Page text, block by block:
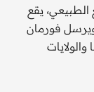
يقع
فورمان